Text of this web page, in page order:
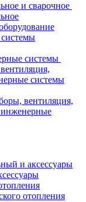
и сварочное
системы
системы
вентиляция,
инженерные
и аксессуары
отопления